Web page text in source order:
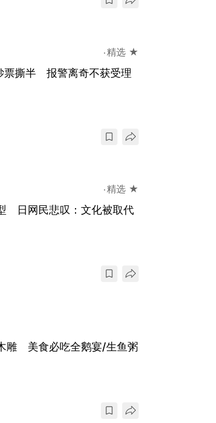
精选 ★
票撕半 报警离奇不获受理
精选 ★
日网民悲叹：文化被取代
雕 美食必吃全鹅宴/生鱼粥